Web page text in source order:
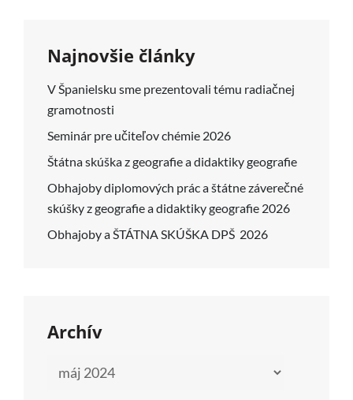
Najnovšie články
V Španielsku sme prezentovali tému radiačnej
gramotnosti
Seminár pre učiteľov chémie 2026
Štátna skúška z geografie a didaktiky geografie
Obhajoby diplomových prác a štátne záverečné
skúšky z geografie a didaktiky geografie 2026
Obhajoby a ŠTÁTNA SKÚŠKA DPŠ 2026
Archív
Archív